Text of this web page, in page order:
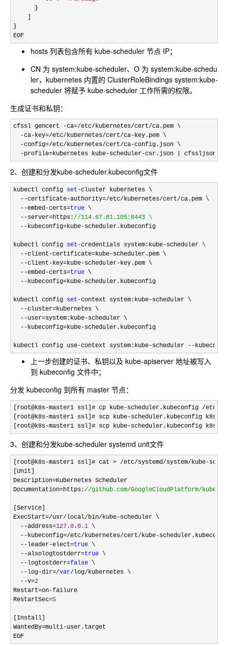
      }
}
EOF
hosts 列表包含所有 kube-scheduler 节点 IP；
CN 为 system:kube-scheduler、O 为 system:kube-schedu
ler，kubernetes 内置的 ClusterRoleBindings system:kube-
scheduler 将赋予 kube-scheduler 工作所需的权限。
生成证书和私钥：
cfssl gencert -ca=/etc/kubernetes/cert/ca.pem \
-ca-key=/etc/kubernetes/cert/ca-key.pem \
-config=/etc/kubernetes/cert/ca-config.json \
-profile=kubernetes kube-scheduler-csr.json | cfssljson -
2、创建和分发kube-scheduler.kubeconfig文件
kubectl config set -cluster kubernetes \
--certificate-authority=/etc/kubernetes/cert/ca.pem \
--embed-certs=true \
--server=https://114.67.81.105:8443 \
  --kubeconfig=kube-
scheduler.kubeconfig
kubectl config set -credentials system:kube-scheduler \
--client-certificate=kube-scheduler.pem \
--client-key=kube-scheduler-key.pem \
--embed-certs=true \
--kubeconfig=kube-scheduler.kubeconfig
kubectl config set -context system:kube-scheduler \
--cluster=kubernetes \
--user=system:kube-scheduler \
--kubeconfig=kube-scheduler.kubeconfig
kubectl config use-context system:kube-scheduler --
上一步创建的证书、私钥以及 kube-apiserver 地址被写入
到 kubeconfig 文件中；
分发 kubeconfig 到所有 master 节点：
[root@k8s-master1 ssl]# cp kube-scheduler.kubeconfig /etc/
[root@k8s-master1 ssl]# scp kube-scheduler.kubeconfig k8s-
[root@k8s-master1 ssl]# scp kube-scheduler.kubeconfig k8s-
3、创建和分发kube-scheduler systemd unit文件
[root@k8s-master1 ssl]# cat > /etc/systemd/system/kube-
[Unit]
Description=Kubernetes Scheduler
Documentation=https://github.com/GoogleCloudPlatform/
[Service]
ExecStart=/usr/local/bin/kube-scheduler \
--address=127.0 .0.1 \
--kubeconfig=/etc/kubernetes/cert/kube-
--leader-elect=true \
--alsologtostderr=true \
--logtostderr=false \
--log-dir=/var/log/kubernetes \
--v=2
Restart=on-failure
RestartSec=5
[Install]
WantedBy=multi-user.target
EOF